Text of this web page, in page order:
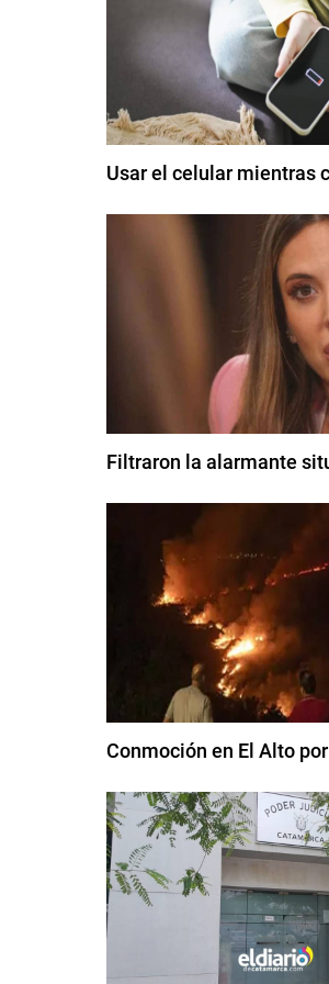
Usar el celular mientras
Filtraron la alarmante
Conmoción en El Alto